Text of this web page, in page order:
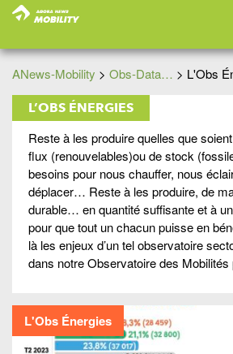
ANews-Mobility > Obs-Data… > L'Obs
L’OBS ÉNERGIES
Reste à les produire quelles que
flux (renouvelables)ou de stock
besoins pour nous chauffer, nous
déplacer… Reste à les produire, de
durable… en quantité suffisante et à
pour que tout un chacun puisse en
là les enjeux d’un tel observatoire
dans notre Observatoire des Mobilités
L'Obs Énergies